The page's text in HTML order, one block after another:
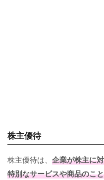
株主優待
株主優待は、 企業が株主に
特別なサービスや商品のこ